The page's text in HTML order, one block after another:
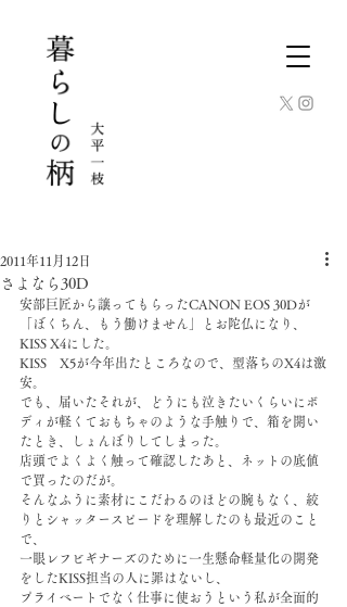
さよなら30D
2011年11月12日
安部巨匠から譲ってもらったCANON EOS 30Dが
「ぼくちん、もう働けません」とお陀仏になり、
KISS X4にした。
KISS　X5が今年出たところなので、型落ちのX4は激
安。
でも、届いたそれが、どうにも泣きたいくらいにボ
ディが軽くておもちゃのような手触りで、箱を開い
たとき、しょんぼりしてしまった。
店頭でよくよく触って確認したあと、ネットの底値
で買ったのだが。
そんなふうに素材にこだわるのほどの腕もなく、絞
りとシャッタースピードを理解したのも最近のこと
で、
一眼レフビギナーズのために一生懸命軽量化の開発
をしたKISS担当の人に罪はないし、
プライベートでなく仕事に使おうという私が全面的